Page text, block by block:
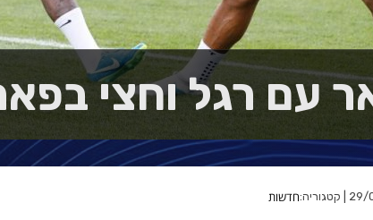
עם רגל וחצי
חדשות